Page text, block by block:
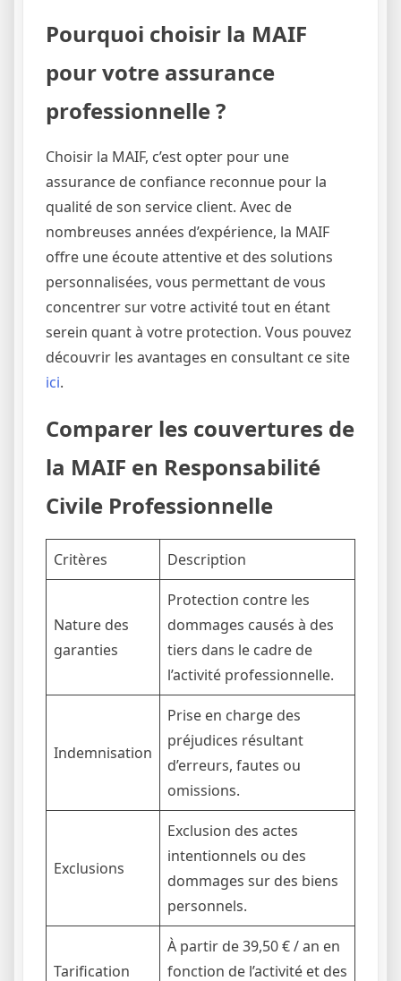
Pourquoi choisir la MAIF
pour votre assurance
professionnelle ?
Choisir la MAIF, c’est opter pour une
assurance de confiance reconnue pour la
qualité de son service client. Avec de
nombreuses années d’expérience, la MAIF
offre une écoute attentive et des solutions
personnalisées, vous permettant de vous
concentrer sur votre activité tout en étant
serein quant à votre protection. Vous pouvez
découvrir les avantages en consultant ce site
ici.
Comparer les couvertures de
la MAIF en Responsabilité
Civile Professionnelle
Critères Description
Nature des
garanties
Protection contre les
dommages causés à des
tiers dans le cadre de
l’activité professionnelle.
Indemnisation
Prise en charge des
préjudices résultant
d’erreurs, fautes ou
omissions.
Exclusions
Exclusion des actes
intentionnels ou des
dommages sur des biens
personnels.
Tarification
À partir de 39,50 € / an en
fonction de l’activité et des